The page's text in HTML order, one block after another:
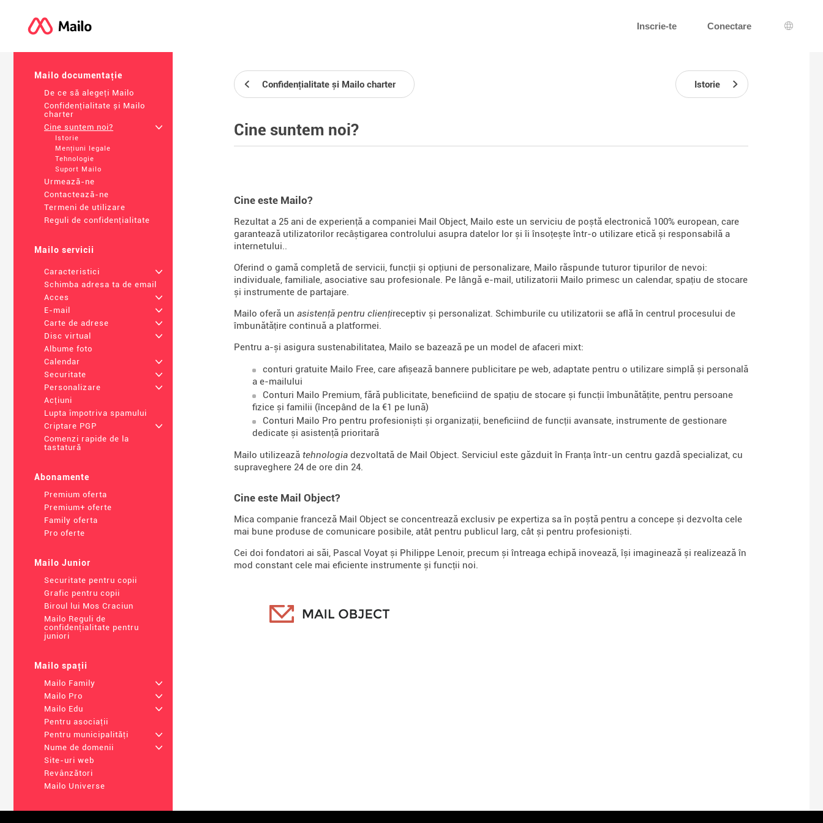
Inscrie-te Conectare
Mailo documentație
De ce să alegeți Mailo
Confidențialitate și Mailo
charter
Cine suntem noi?
+
Istorie
Mențiuni legale
Tehnologie
Suport Mailo
Urmează-ne
Contactează-ne
Termeni de utilizare
Reguli de confidențialitate
Mailo servicii
Caracteristici
+
Schimba adresa ta de email
Acces
+
E-mail
+
Carte de adrese
+
Disc virtual
+
Albume foto
Calendar
+
Securitate
+
Personalizare
+
Acțiuni
Lupta împotriva spamului
Criptare PGP
+
Comenzi rapide de la
tastatură
Abonamente
Premium oferta
Premium+ oferte
Family oferta
Pro oferte
Mailo Junior
Securitate pentru copii
Grafic pentru copii
Biroul lui Mos Craciun
Mailo Reguli de
confidențialitate pentru
juniori
Mailo spații
Mailo Family
+
Mailo Pro
+
Mailo Edu
+
Pentru asociații
Pentru municipalități
+
Nume de domenii
+
Site-uri web
Revânzători
Mailo Universe
Confidențialitate și Mailo charter Istorie
Cine suntem noi?
Cine este Mailo?
Rezultat a 25 ani de experiență a companiei Mail Object, Mailo este un serviciu de poștă electronică 100% european, care
garantează utilizatorilor recâștigarea controlului asupra datelor lor și îi însoțește într-o utilizare etică și responsabilă a
internetului..
Oferind o gamă completă de servicii, funcții și opțiuni de personalizare, Mailo răspunde tuturor tipurilor de nevoi:
individuale, familiale, asociative sau profesionale. Pe lângă e-mail, utilizatorii Mailo primesc un calendar, spațiu de stocare
și instrumente de partajare.
Mailo oferă un asistență pentru cliențireceptiv și personalizat. Schimburile cu utilizatorii se află în centrul procesului de
îmbunătățire continuă a platformei.
Pentru a-și asigura sustenabilitatea, Mailo se bazează pe un model de afaceri mixt:
conturi gratuite Mailo Free, care afișează bannere publicitare pe web, adaptate pentru o utilizare simplă și personală
a e-mailului
Conturi Mailo Premium, fără publicitate, beneficiind de spațiu de stocare și funcții îmbunătățite, pentru persoane
fizice și familii (începând de la €1 pe lună)
Conturi Mailo Pro pentru profesioniști și organizații, beneficiind de funcții avansate, instrumente de gestionare
dedicate și asistență prioritară
Mailo utilizează tehnologia dezvoltată de Mail Object. Serviciul este găzduit în Franța într-un centru gazdă specializat, cu
supraveghere 24 de ore din 24.
Cine este Mail Object?
Mica companie franceză Mail Object se concentrează exclusiv pe expertiza sa în poștă pentru a concepe și dezvolta cele
mai bune produse de comunicare posibile, atât pentru publicul larg, cât și pentru profesioniști.
Cei doi fondatori ai săi, Pascal Voyat și Philippe Lenoir, precum și întreaga echipă inovează, își imaginează și realizează în
mod constant cele mai eficiente instrumente și funcții noi.